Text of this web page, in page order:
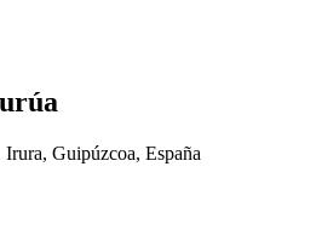
Guipúzcoa, España